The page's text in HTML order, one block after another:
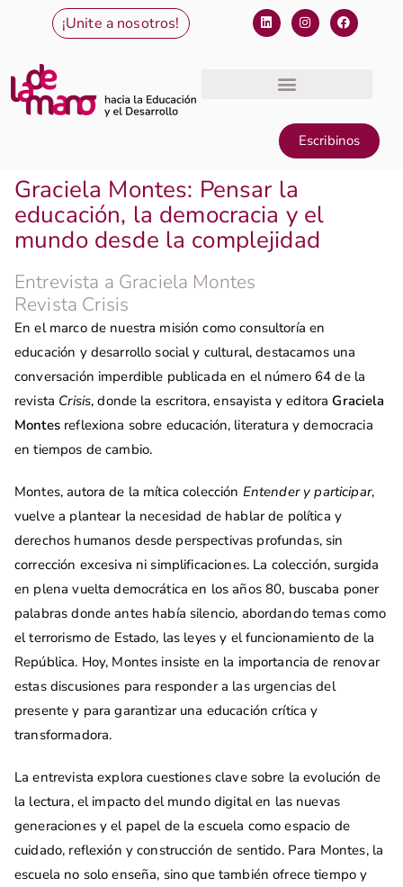
¡Unite a nosotros!
Escribinos
Graciela Montes: Pensar la
educación, la democracia y el
mundo desde la complejidad
Entrevista a Graciela Montes
Revista Crisis
En el marco de nuestra misión como consultoría en
educación y desarrollo social y cultural, destacamos una
conversación imperdible publicada en el número 64 de la
revista Crisis, donde la escritora, ensayista y editoraGraciela
Montesreflexiona sobre educación, literatura y democracia
en tiempos de cambio.
Montes, autora de la mítica colección Entender y participar,
vuelve a plantear la necesidad de hablar de política y
derechos humanos desde perspectivas profundas, sin
corrección excesiva ni simplificaciones. La colección, surgida
en plena vuelta democrática en los años 80, buscaba poner
palabras donde antes había silencio, abordando temas como
el terrorismo de Estado, las leyes y el funcionamiento de la
República. Hoy, Montes insiste en la importancia de renovar
estas discusiones para responder a las urgencias del
presente y para garantizar una educación crítica y
transformadora.
La entrevista explora cuestiones clave sobre la evolución de
la lectura, el impacto del mundo digital en las nuevas
generaciones y el papel de la escuela como espacio de
cuidado, reflexión y construcción de sentido. Para Montes, la
escuela no solo enseña, sino que también ofrece tiempo y